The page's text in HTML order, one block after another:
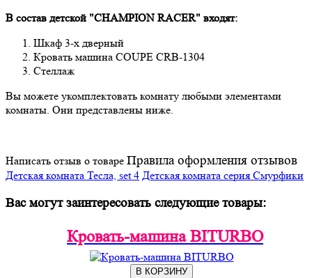
В состав детской "CHAMPION RACER" входят:
Шкаф 3-х дверный
Кровать машина COUPE CRB-1304
Стеллаж
Вы можете укомплектовать комнату любыми элементами
комнаты. Они представлены ниже.
Написать отзыв о товаре Правила оформления отзывов
Детская комната Тесла, set 4 Детская комната серия Смурфики
Вас могут заинтересовать ‎следующие товары:
Кровать-машина BITURBO
В КОРЗИНУ